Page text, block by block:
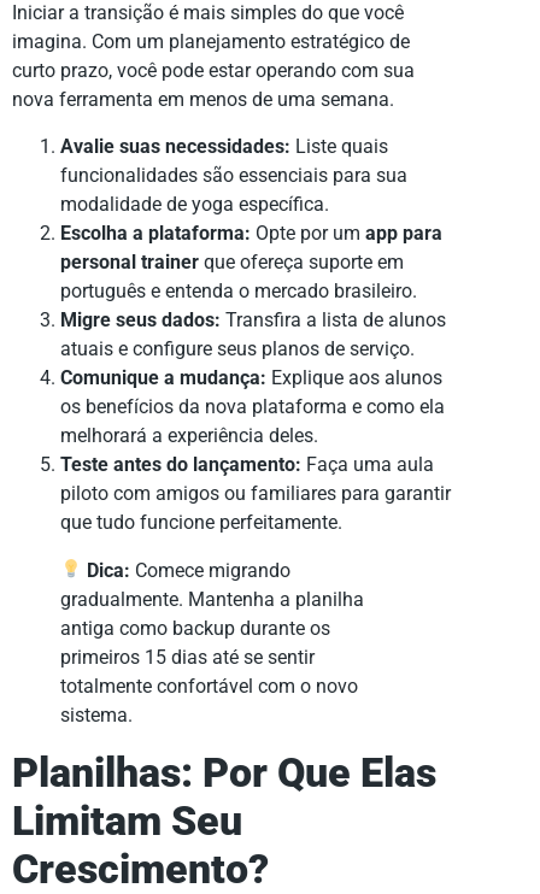
Iniciar a transição é mais simples do que você
imagina. Com um planejamento estratégico de
curto prazo, você pode estar operando com sua
nova ferramenta em menos de uma semana.
Avalie suas necessidades: Liste quais
funcionalidades são essenciais para sua
modalidade de yoga específica.
Escolha a plataforma: Opte por um app para
personal trainer que ofereça suporte em
português e entenda o mercado brasileiro.
Migre seus dados: Transfira a lista de alunos
atuais e configure seus planos de serviço.
Comunique a mudança: Explique aos alunos
os benefícios da nova plataforma e como ela
melhorará a experiência deles.
Teste antes do lançamento: Faça uma aula
piloto com amigos ou familiares para garantir
que tudo funcione perfeitamente.
Dica: Comece migrando
gradualmente. Mantenha a planilha
antiga como backup durante os
primeiros 15 dias até se sentir
totalmente confortável com o novo
sistema.
Planilhas: Por Que Elas
Limitam Seu
Crescimento?